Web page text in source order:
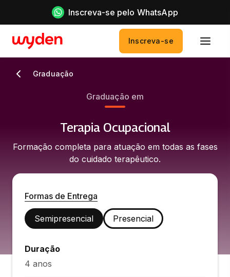
Inscreva-se pelo WhatsApp
Inscreva-se
Graduação
Graduação em
Terapia Ocupacional
Formação completa para atuação em todas as fases
do cuidado terapêutico.
Formas de Entrega
Semipresencial Presencial
Duração
4 anos